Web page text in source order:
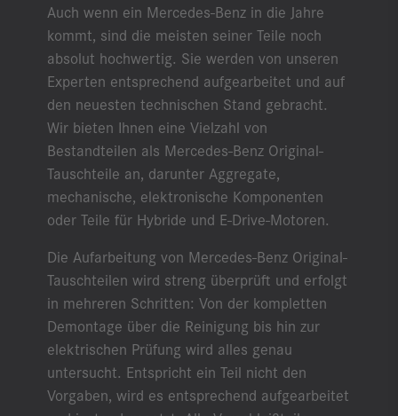
Auch wenn ein Mercedes-Benz in die Jahre
kommt, sind die meisten seiner Teile noch
absolut hochwertig. Sie werden von unseren
Experten entsprechend aufgearbeitet und auf
den neuesten technischen Stand gebracht.
Wir bieten Ihnen eine Vielzahl von
Bestandteilen als Mercedes-Benz Original-
Tauschteile an, darunter Aggregate,
mechanische, elektronische Komponenten
oder Teile für Hybride und E-Drive-Motoren.
Die Aufarbeitung von Mercedes-Benz Original-
Tauschteilen wird streng überprüft und erfolgt
in mehreren Schritten: Von der kompletten
Demontage über die Reinigung bis hin zur
elektrischen Prüfung wird alles genau
untersucht. Entspricht ein Teil nicht den
Vorgaben, wird es entsprechend aufgearbeitet